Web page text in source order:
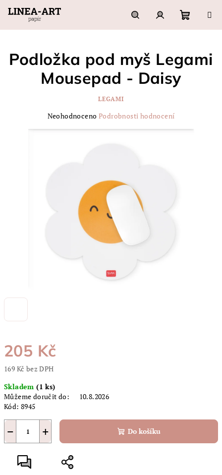
HledatPřihlášení
košík
205 Kč
169 Kč bez DPH
cena:
Skladem(1 ks)
Můžeme doručit do:
10.8.2026
Kód: 8945
+
− Do košíku
Podložka pod myš Legami
Mousepad - Daisy
LEGAMI
Průměrné
Neohodnoceno Podrobnosti hodnocení